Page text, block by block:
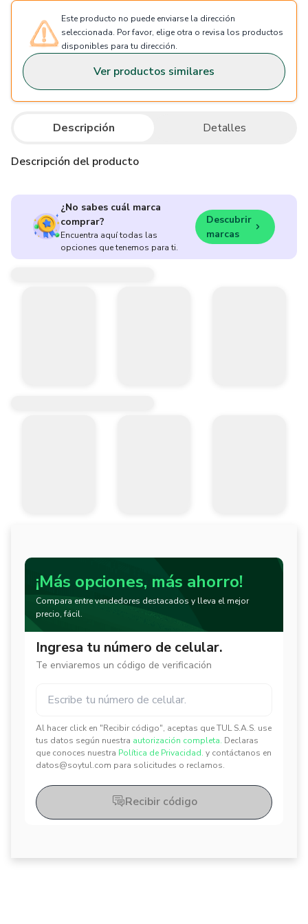
Este producto no puede enviarse la dirección
seleccionada. Por favor, elige otra o revisa los productos
disponibles para tu dirección.
Ver productos similares
Descripción Detalles
Descripción del producto
¿No sabes cuál marca
comprar?
Encuentra aquí todas las
opciones que tenemos para ti.
Descubrir
marcas
¡Más opciones, más ahorro!
Compara entre vendedores destacados y lleva el mejor
precio, fácil.
Ingresa tu número de celular.
Te enviaremos un código de verificación
Al hacer click en "Recibir código", aceptas que TUL S.A.S. use
tus datos según nuestra autorización completa. Declaras
que conoces nuestra Política de Privacidad. y contáctanos en
datos@soytul.com para solicitudes o reclamos.
✕
✕
Recibir código